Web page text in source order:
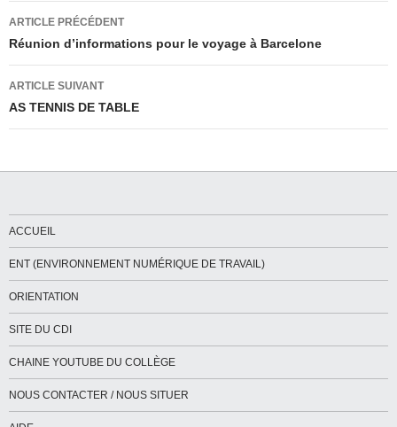
Navigation
des
articles
ARTICLE PRÉCÉDENT
Réunion d’informations pour le voyage à Barcelone
ARTICLE SUIVANT
AS TENNIS DE TABLE
ACCUEIL
ENT (ENVIRONNEMENT NUMÉRIQUE DE TRAVAIL)
ORIENTATION
SITE DU CDI
CHAINE YOUTUBE DU COLLÈGE
NOUS CONTACTER / NOUS SITUER